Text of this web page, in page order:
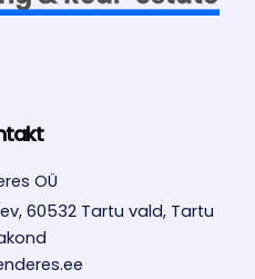
OÜ
60532 Tartu vald, Tartu